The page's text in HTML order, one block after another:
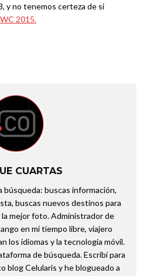
y no tenemos certeza de si
2015.
CUARTAS
búsqueda: buscas información,
buscas nuevos destinos para
mejor foto. Administrador de
en mi tiempo libre, viajero
los idiomas y la tecnología móvil.
de búsqueda. Escribí para
blog Celularis y he blogueado a